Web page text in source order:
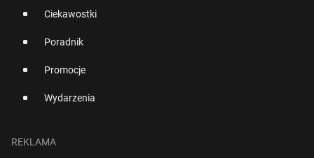
Ciekawostki
Poradnik
Promocje
Wydarzenia
REKLAMA